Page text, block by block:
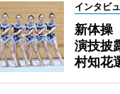
インタビ
新体操
演技披
村知花